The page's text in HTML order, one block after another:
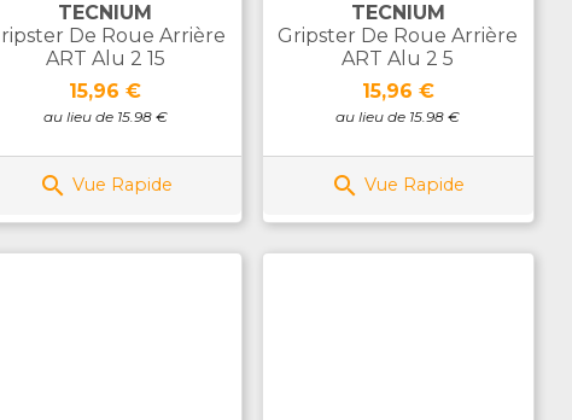
TECNIUM
De Roue Arrière
ART Alu 2 15
Prix
15,96 €
au lieu de 15.98 €
 Vue Rapide
TECNIUM
Gripster De Roue Arrière
ART Alu 2 5
Prix
15,96 €
au lieu de 15.98 €
 Vue Rapide